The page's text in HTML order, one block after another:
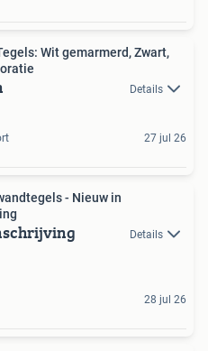
Wit gemarmerd, Zwart,
Details
27 jul 26
- Nieuw in
Details
28 jul 26